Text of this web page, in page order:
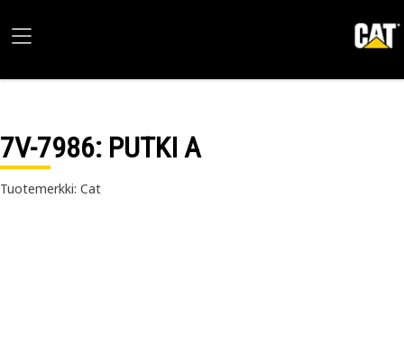
7V-7986: PUTKI A
Tuotemerkki: Cat